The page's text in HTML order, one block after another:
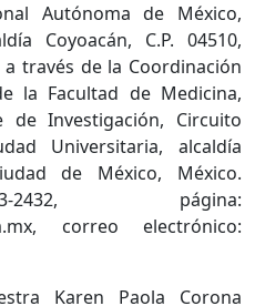
Autónoma de México,
Coyoacán, C.P. 04510,
través de la Coordinación
la Facultad de Medicina,
Investigación, Circuito
Universitaria, alcaldía
de México, México.
2432, página:
correo electrónico:
Karen Paola Corona